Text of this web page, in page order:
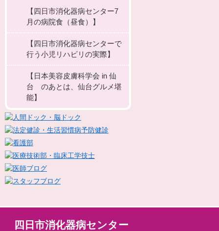
【四日市消化器病センター7
月の病院食（昼食）】
【四日市消化器病センターで
行う小児リハビリの実際】
【日本美容皮膚科学会 in 仙
台 のあとは、仙台グルメ堪
能】
四日市消化器病センター